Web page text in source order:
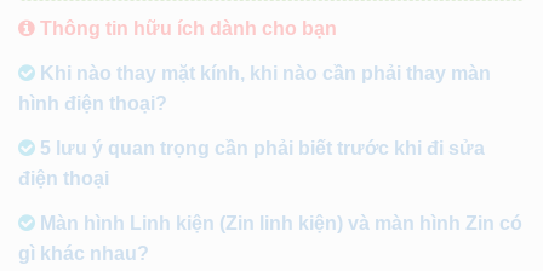
Thông tin hữu ích dành cho bạn
Khi nào thay mặt kính, khi nào cần phải thay màn
hình điện thoại?
5 lưu ý quan trọng cần phải biết trước khi đi sửa
điện thoại
Màn hình Linh kiện (Zin linh kiện) và màn hình Zin có
gì khác nhau?